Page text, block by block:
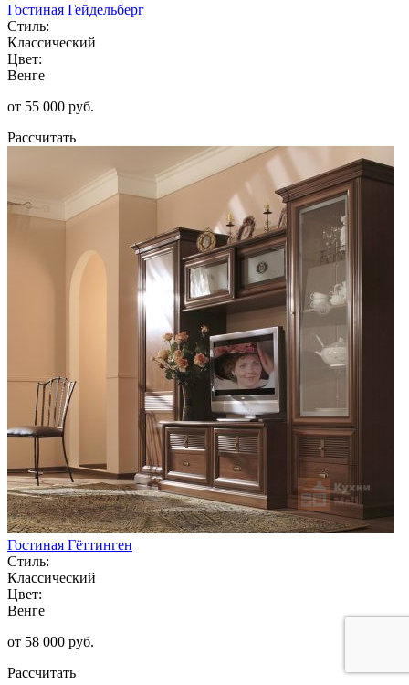
Гостиная Гейдельберг
Стиль:
Классический
Цвет:
Венге
от 55 000 руб.
Рассчитать
Гостиная Гёттинген
Стиль:
Классический
Цвет:
Венге
от 58 000 руб.
Рассчитать